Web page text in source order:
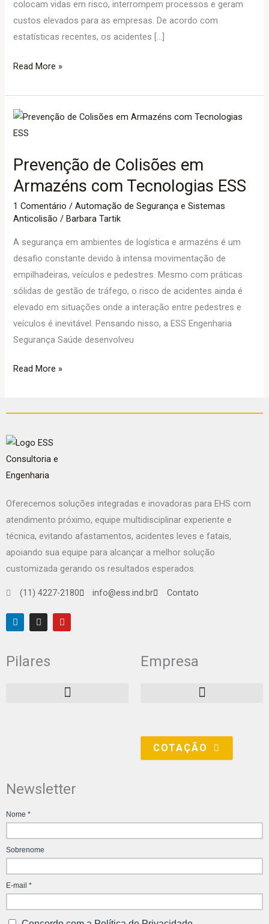
colocam vidas em risco, interrompem processos e geram
custos elevados para as empresas. De acordo com
estatísticas recentes, os acidentes […]
Alerta
Read More »
Prevenção de Colisões em
Armazéns com Tecnologias ESS
1 Comentário /Automação de Segurança e Sistemas
Anticolisão /Barbara Tartik
A segurança em ambientes de logística e armazéns é um
desafio constante devido à intensa movimentação de
empilhadeiras, veículos e pedestres. Mesmo com práticas
sólidas de gestão de tráfego, o risco de acidentes ainda é
elevado em situações onde a interação entre pedestres e
veículos é inevitável. Pensando nisso, a ESS Engenharia
Segurança Saúde desenvolveu
Prevenção
de
em
Armazéns
Tecnologias
Read More »
Oferecemos soluções integradas e inovadoras para EHS com
atendimento próximo, equipe multidisciplinar experiente e
técnica, evitando afastamentos, acidentes leves e fatais,
apoiando sua equipe para alcançar a melhor solução
customizada gerando os resultados esperados.
(11) 4227-2180 info@ess.ind.br Contato
L
i
d
I
n
g
Y
o
Pilares Empresa
COTAÇÃO
Newsletter